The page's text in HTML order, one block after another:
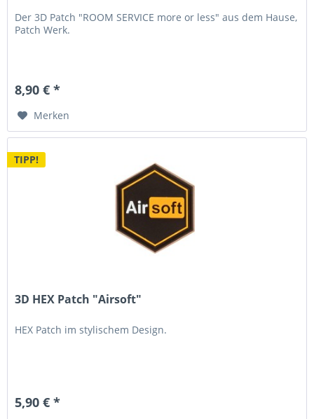
Der 3D Patch "ROOM SERVICE more or less" aus dem Hause,
Patch Werk.
8,90 € *
Merken
TIPP!
3D HEX Patch "Airsoft"
HEX Patch im stylischem Design.
5,90 € *